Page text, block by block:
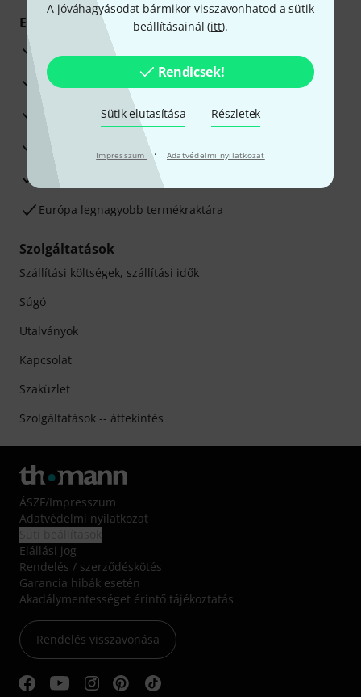
A jóváhagyásodat bármikor visszavonhatod a sütik
beállításainál (itt).
Rendicsek!
Sütik elutasítása Részletek
Impresszum · Adatvédelmi nyilatkozat
Előnyök
3 éves Thomann-garancia
30 napos pénzvisszafizetési garancia
Javítás/Szervizelés
Hozzáértők szaktanácsadása
Elégedettségi Garancia
Európa legnagyobb termékraktára
Szolgáltatások
Szállítási költségek, szállítási idők
Súgó
Utalványok
Kapcsolat
Szaküzlet
Szolgáltatások -- áttekintés
ÁSZF/Impresszum
Adatvédelmi nyilatkozat
Elállási jog
Rendelés / szerződéskötés
Garancia hibák esetén
Akadálymentességet érintő tájékoztatás
Rendelés visszavonása